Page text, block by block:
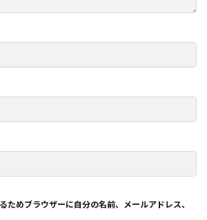
ためブラウザーに自分の名前、メールアドレス、